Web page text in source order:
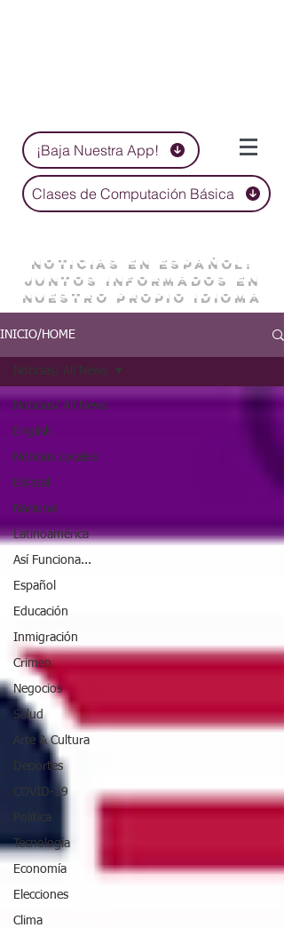
¡Baja Nuestra App!
Clases de Computación Básica
NOTICIAS EN ESPAÑOL:
JUNTOS INFORMADOS EN
NUESTRO PROPIO IDIOMA
INICIO/HOME
Noticias/ All News
English
Noticias Locales
Estatal
Nacional
Latinoamérica
Así Funciona...
Español
Educación
Inmigración
Crimen
Negocios
Salud
Arte & Cultura
Deportes
COVID-19
Política
Tecnología
Economía
Elecciones
Clima
Noticias/ All News